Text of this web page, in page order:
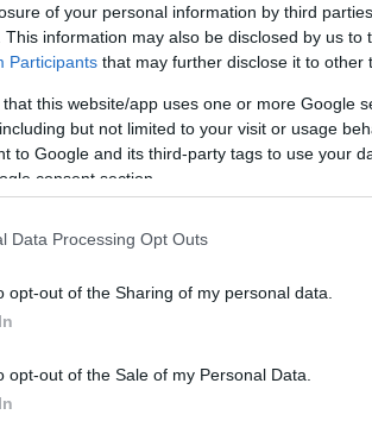
of your personal information by third
This information may also be disclosed by us to
Participants that may further disclose it to other
that this website/app uses one or more Google
but not limited to your visit or usage
to Google and its third-party tags to use your
consent section.
Data Processing Opt Outs
opt-out of the Sharing of my personal data.
opt-out of the Sale of my Personal Data.
könyveket tölthetnek le, útvonaltervezőket
az időjárásról, híreket olvashatnak,